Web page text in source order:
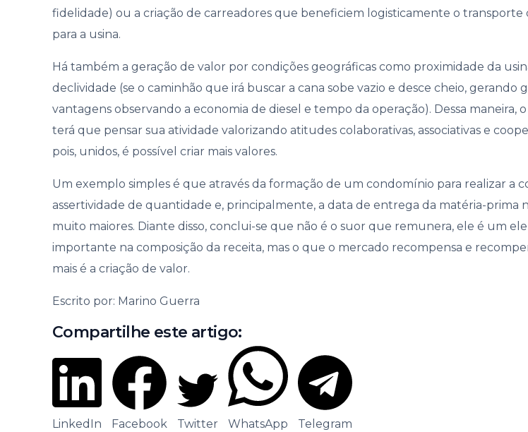
fidelidade) ou a criação de carreadores que beneficiem logisticamente o transporte
para a usina.
Há também a geração de valor por condições geográficas como proximidade da
declividade (se o caminhão que irá buscar a cana sobe vazio e desce cheio, gerando
vantagens observando a economia de diesel e tempo da operação). Dessa maneira,
terá que pensar sua atividade valorizando atitudes colaborativas, associativas e
pois, unidos, é possível criar mais valores.
Um exemplo simples é que através da formação de um condomínio para realizar a
assertividade de quantidade e, principalmente, a data de entrega da matéria-prima
muito maiores. Diante disso, conclui-se que não é o suor que remunera, ele é um
importante na composição da receita, mas o que o mercado recompensa e
mais é a criação de valor.
Escrito por: Marino Guerra
Compartilhe este artigo:
LinkedIn Facebook Twitter WhatsApp Telegram